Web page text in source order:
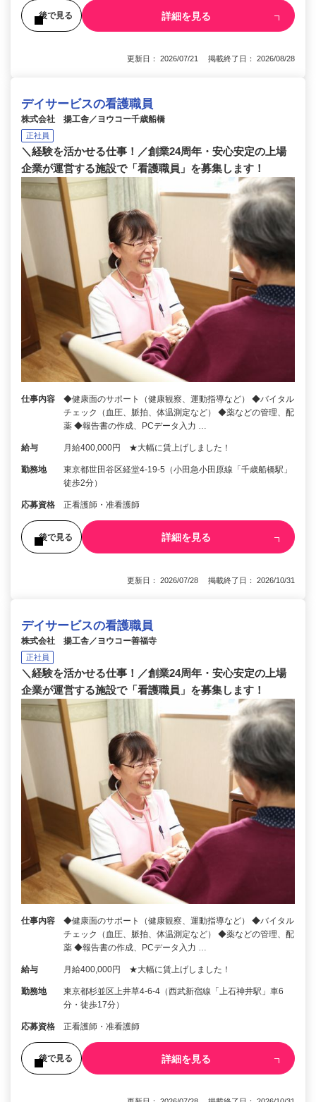
後で見る 詳細を見る
更新日： 2026/07/21 掲載終了日： 2026/08/28
デイサービスの看護職員
株式会社 揚工舎／ヨウコー千歳船橋
正社員
＼経験を活かせる仕事！／創業24周年・安心安定の上場
企業が運営する施設で「看護職員」を募集します！
仕事内容
◆健康面のサポート（健康観察、運動指導など） ◆バイタル
チェック（血圧、脈拍、体温測定など） ◆薬などの管理、配
薬 ◆報告書の作成、PCデータ入力 …
給与 月給400,000円 ★大幅に賃上げしました！
勤務地
東京都世田谷区経堂4-19-5（小田急小田原線「千歳船橋駅」
徒歩2分）
応募資格 正看護師・准看護師
後で見る 詳細を見る
更新日： 2026/07/28 掲載終了日： 2026/10/31
デイサービスの看護職員
株式会社 揚工舎／ヨウコー善福寺
正社員
＼経験を活かせる仕事！／創業24周年・安心安定の上場
企業が運営する施設で「看護職員」を募集します！
仕事内容
◆健康面のサポート（健康観察、運動指導など） ◆バイタル
チェック（血圧、脈拍、体温測定など） ◆薬などの管理、配
薬 ◆報告書の作成、PCデータ入力 …
給与 月給400,000円 ★大幅に賃上げしました！
勤務地
東京都杉並区上井草4-6-4（西武新宿線「上石神井駅」車6
分・徒歩17分）
応募資格 正看護師・准看護師
後で見る 詳細を見る